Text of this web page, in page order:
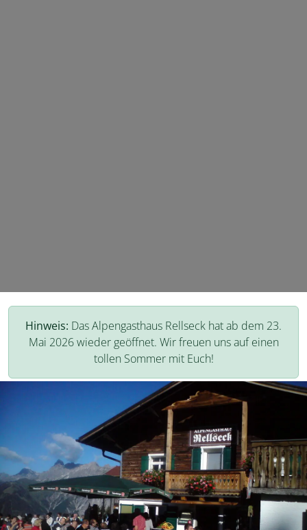
Hinweis: Das Alpengasthaus Rellseck hat ab dem 23.
Mai 2026 wieder geöffnet. Wir freuen uns auf einen
tollen Sommer mit Euch!